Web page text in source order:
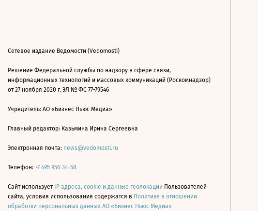
Сетевое издание Ведомости (Vedomosti)
Решение Федеральной службы по надзору в сфере связи,
информационных технологий и массовых коммуникаций (Роскомнадзор)
от 27 ноября 2020 г. ЭЛ № ФС 77-79546
Учредитель: АО «Бизнес Ньюс Медиа»
Главный редактор: Казьмина Ирина Сергеевна
Электронная почта: news@vedomosti.ru
Телефон: +7 495 956-34-58
Сайт использует IP адреса, cookie и данные геолокации Пользователей
сайта, условия использования содержатся в Политике в отношении
обработки персональных данных АО «Бизнес Ньюс Медиа»